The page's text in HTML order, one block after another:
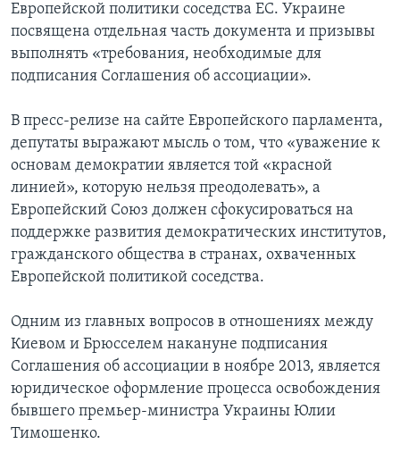
Европейской политики соседства ЕС. Украине
посвящена отдельная часть документа и призывы
выполнять «требования, необходимые для
подписания Соглашения об ассоциации».
В пресс-релизе на сайте Европейского парламента,
депутаты выражают мысль о том, что «уважение к
основам демократии является той «красной
линией», которую нельзя преодолевать», а
Европейский Союз должен сфокусироваться на
поддержке развития демократических институтов,
гражданского общества в странах, охваченных
Европейской политикой соседства.
Одним из главных вопросов в отношениях между
Киевом и Брюсселем накануне подписания
Соглашения об ассоциации в ноябре 2013, является
юридическое оформление процесса освобождения
бывшего премьер-министра Украины Юлии
Тимошенко.